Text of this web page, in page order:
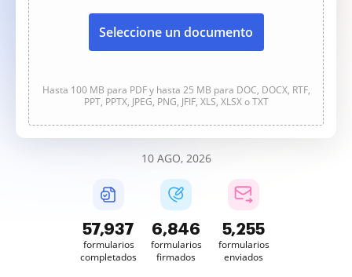
Seleccione un documento
Hasta 100 MB para PDF y hasta 25 MB para DOC, DOCX, RTF,
PPT, PPTX, JPEG, PNG, JFIF, XLS, XLSX o TXT
10 AGO, 2026
57,937
formularios
completados
6,846
formularios
firmados
5,255
formularios
enviados